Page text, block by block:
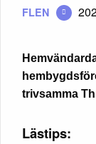
FLEN
trivsamma
Lästips: